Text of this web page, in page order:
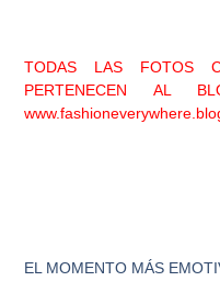
TODAS LAS FOTOS
PERTENECEN AL
EL MOMENTO MÁS